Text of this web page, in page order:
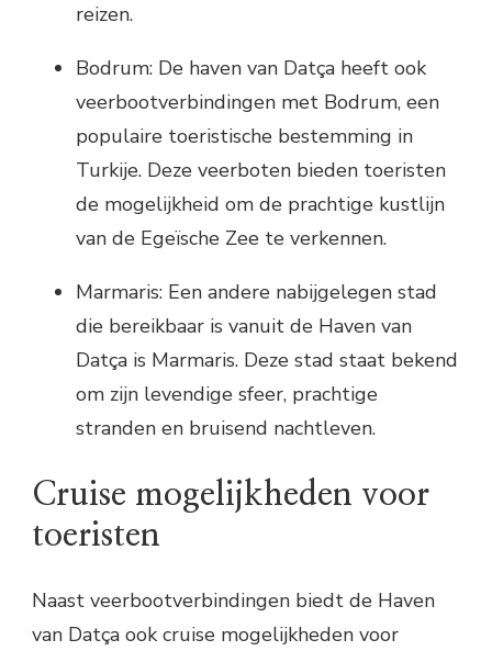
reizen.
Bodrum: De haven van Datça heeft ook
veerbootverbindingen met Bodrum, een
populaire toeristische bestemming in
Turkije. Deze veerboten bieden toeristen
de mogelijkheid om de prachtige kustlijn
van de Egeïsche Zee te verkennen.
Marmaris: Een andere nabijgelegen stad
die bereikbaar is vanuit de Haven van
Datça is Marmaris. Deze stad staat bekend
om zijn levendige sfeer, prachtige
stranden en bruisend nachtleven.
Cruise mogelijkheden voor
toeristen
Naast veerbootverbindingen biedt de Haven
van Datça ook cruise mogelijkheden voor